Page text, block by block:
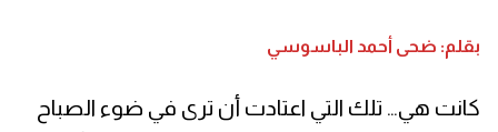
بقلم: ضحى أحمد الباسوسي
كانت هي… تلك التي اعتادت أن ترى في ضوء الصباح